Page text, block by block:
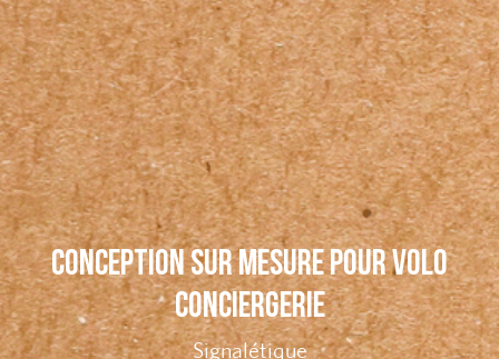
CONCEPTION SUR MESURE POUR VOLO
CONCIERGERIE
Signalétique